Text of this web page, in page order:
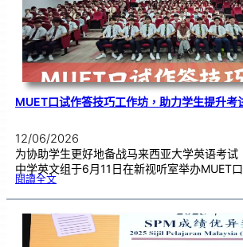
MUET口试作答技巧工作坊，助力学生提升考
12/06/2026
为协助学生更好地备战马来西亚大学英语考试
中学英文组于6月11日在新视听室举办MUET
閱讀全文:
M
T
试
作
答
技
巧
工